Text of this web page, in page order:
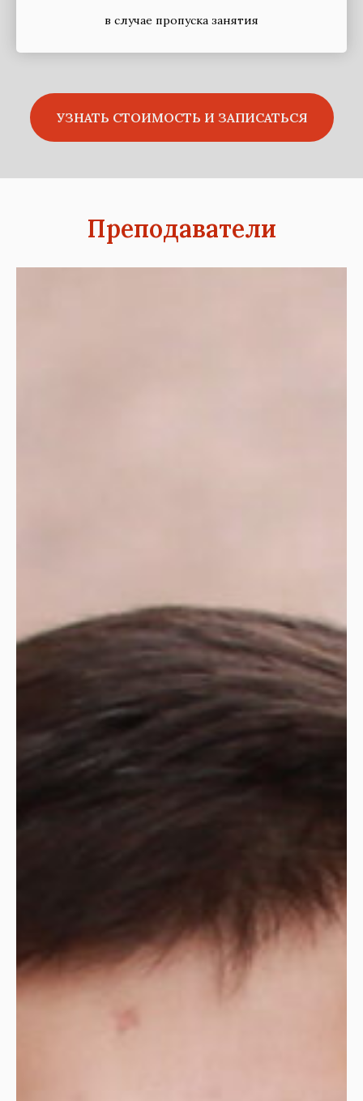
в случае пропуска занятия
УЗНАТЬ СТОИМОСТЬ И ЗАПИСАТЬСЯ
Преподаватели